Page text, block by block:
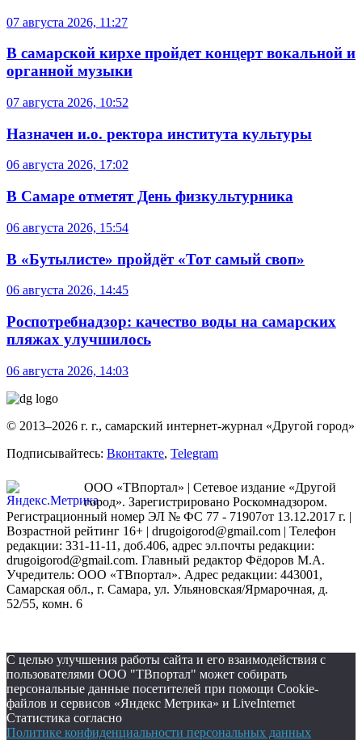
07 августа 2026, 11:27
В самарской кирхе пройдет концерт вокальной и
органной музыки
07 августа 2026, 10:52
Назначен и.о. ректора института культуры
06 августа 2026, 17:02
В Самаре отметят День физкультурника
06 августа 2026, 15:54
В «Бутылисте» пройдёт «Тот самый своп»
06 августа 2026, 14:45
Роспотребнадзор: качество воды на самарских
пляжах улучшилось
06 августа 2026, 14:03
© 2013–2026 г. г., самарский интернет-журнал «Другой город»
Подписывайтесь: Вконтакте, Telegram
ООО «ТВпортал» | Сетевое издание «Другой
город». Зарегистрировано Роскомнадзором.
Регистрационный номер ЭЛ № ФС 77 - 71907от 13.12.2017 г. |
Возрастной рейтинг 16+ | drugoigorod@gmail.com | Телефон
редакции: 331-11-11, доб.406, адрес эл.почты редакции:
drugoigorod@gmail.com. Главный редактор Фёдоров М.А.
Учредитель: ООО «ТВпортал». Адрес редакции: 443001,
Самарская обл., г. Самара, ул. Ульяновская/Ярмарочная, д.
52/55, комн. 6
С целью улучшения работы сайта и его взаимодействия с
пользователями ООО "ТВпортал" может собирать
персональные данные посетителей при помощи Cookie-
файлов и сервисов «Яндекс Метрика» и LiveInternet
Статистика согласно
Политике конфиденциальности персональных данных